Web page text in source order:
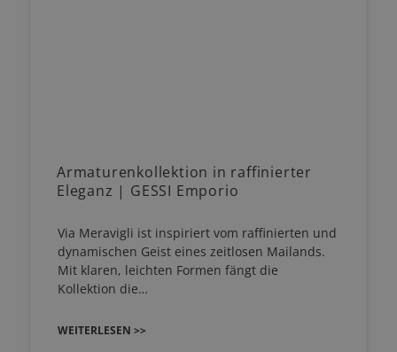
Armaturenkollektion in raffinierter
Eleganz | GESSI Emporio
Via Meravigli ist inspiriert vom raffinierten und
dynamischen Geist eines zeitlosen Mailands.
Mit klaren, leichten Formen fängt die
Kollektion die…
WEITERLESEN >>